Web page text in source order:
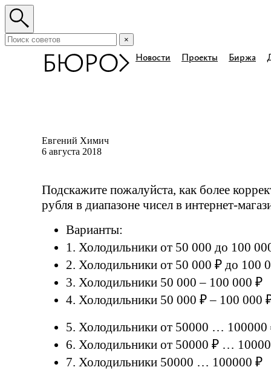
×
Новости Проекты Биржа
Евгений Химич
6 августа 2018
Подскажите пожалуйста, как более
рубля в диапазоне чисел в интернет-
Варианты:
1. Холодильники от 50 000 до 100
2. Холодильники от 50 000 ₽ до 100
3. Холодильники 50 000 – 100 000 ₽
4. Холодильники 50 000 ₽ – 100 000
5. Холодильники от 50000 … 100000
6. Холодильники от 50000 ₽ …
7. Холодильники 50000 … 100000 ₽